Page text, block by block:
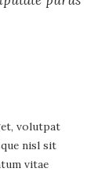
volutpat
nisl sit
vitae